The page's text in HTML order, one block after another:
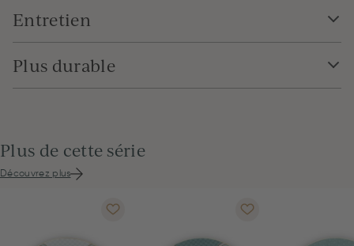
Entretien
Plus durable
Plus de cette série
Découvrez plus